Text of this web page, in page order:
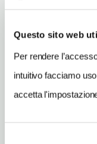
Questo sito web
Per rendere
intuitivo facciamo
accetta
info@pivnica-
TELEFONO
TIPO DI CUCINA